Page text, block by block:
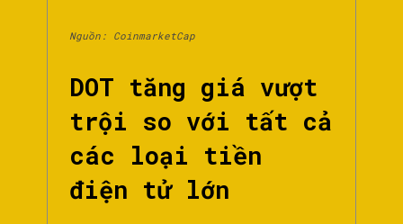
Nguồn: CoinmarketCap
DOT tăng giá vượt
trội so với tất cả
các loại tiền
điện tử lớn